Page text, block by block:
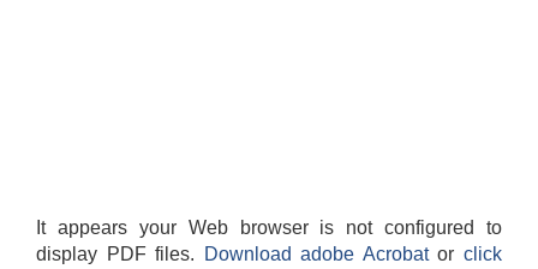
It appears your Web browser is not configured to
display PDF files.
Download adobe Acrobatorclick